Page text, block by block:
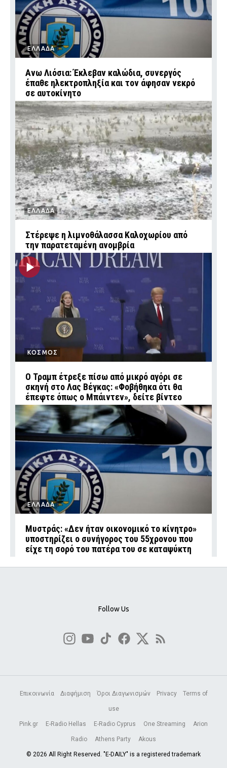
ΕΛΛΑΔΑ
Ανω Λιόσια: Έκλεβαν καλώδια, συνεργός
έπαθε ηλεκτροπληξία και τον άφησαν νεκρό
σε αυτοκίνητο
ΕΛΛΑΔΑ
Στέρεψε η λιμνοθάλασσα Καλοχωρίου από
την παρατεταμένη ανομβρία
ΚΟΣΜΟΣ
Ο Τραμπ έτρεξε πίσω από μικρό αγόρι σε
σκηνή στο Λας Βέγκας: «Φοβήθηκα ότι θα
έπεφτε όπως ο Μπάιντεν», δείτε βίντεο
ΕΛΛΑΔΑ
Μυστράς: «Δεν ήταν οικονομικό το κίνητρο»
υποστηρίζει ο συνήγορος του 55χρονου που
είχε τη σορό του πατέρα του σε καταψύκτη
Follow Us
Επικοινωνία Διαφήμιση Όροι Διαγωνισμών Privacy Terms of
use
Pink.gr E-Radio Hellas E-Radio Cyprus One Streaming Arion
Radio Athens Party Akous
© 2026 All Right Reserved. "E-DAILY" is a registered trademark